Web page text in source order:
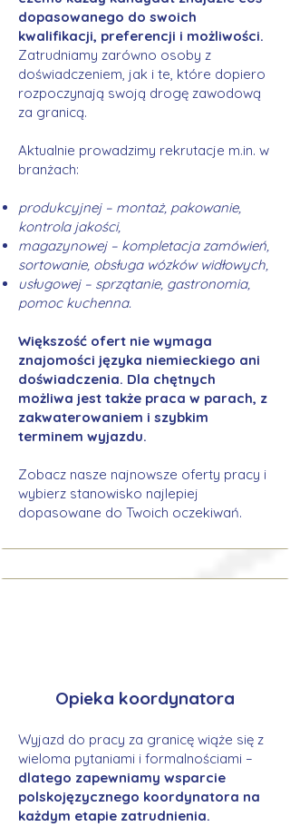
dopasowanego do swoich
kwalifikacji, preferencji i możliwości.
Zatrudniamy zarówno osoby z
doświadczeniem, jak i te, które dopiero
rozpoczynają swoją drogę zawodową
za granicą.
Aktualnie prowadzimy rekrutacje m.in. w
branżach:
produkcyjnej – montaż, pakowanie,
kontrola jakości,
magazynowej – kompletacja zamówień,
sortowanie, obsługa wózków widłowych,
usługowej – sprzątanie, gastronomia,
pomoc kuchenna.
Większość ofert nie wymaga
znajomości języka niemieckiego ani
doświadczenia. Dla chętnych
możliwa jest także praca w parach, z
zakwaterowaniem i szybkim
terminem wyjazdu.
Zobacz nasze najnowsze oferty pracy i
wybierz stanowisko najlepiej
dopasowane do Twoich oczekiwań.
Opieka koordynatora
Wyjazd do pracy za granicę wiąże się z
wieloma pytaniami i formalnościami –
dlatego zapewniamy wsparcie
polskojęzycznego koordynatora na
każdym etapie zatrudnienia.